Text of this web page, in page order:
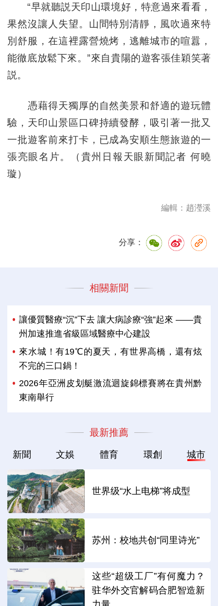
“早就聽説天印山環境好，特意過來看看，
果然沒讓人失望。山間特別清靜，風吹過來特
別舒服，在這裡露營燒烤，逃離城市的喧囂，
能徹底放鬆下來。”來自貴陽的遊客張佳穎笑著
説。
憑藉得天獨厚的自然美景和舒適的遊玩體
驗，天印山景區口碑持續發酵，吸引著一批又
一批遊客前來打卡，已成為安順生態旅遊的一
張亮眼名片。（貴州日報天眼新聞記者 何曉
璇）
編輯：趙瀅溪
分享：
相關新聞
讓優質醫療“沉”下去 讓大病診療“強”起來 ——貴
州加速推進省級區域醫療中心建設
來水城！有19℃的夏天，有世界高橋，還有炫
不完的三口鍋！
2026年亞洲皮划艇激流迴旋錦標賽將在貴州黔
東南舉行
最新推薦
新聞 文娛 體育 環創 城市
世界级“水上电梯”将成型
苏州：校地共创“同里诗光”
这些“超级工厂”有何魔力？
驻华外交官解码合肥智造新